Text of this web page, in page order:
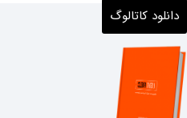
دانلود کاتالوگ